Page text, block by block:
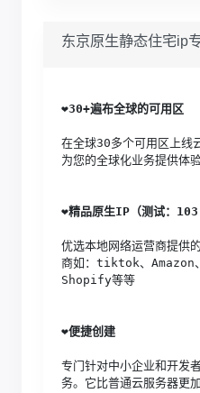
东京原生静态住宅ip
❤️30+遍布全球的可用区
在全球30多个可用区上线
为您的全球化业务提供体
❤️精品原生IP（测试：
优选本地网络运营商提供
商如：tiktok、Amazon
Shopify等等
❤️便捷创建
专门针对中小企业和开发
务。它比普通云服务器更